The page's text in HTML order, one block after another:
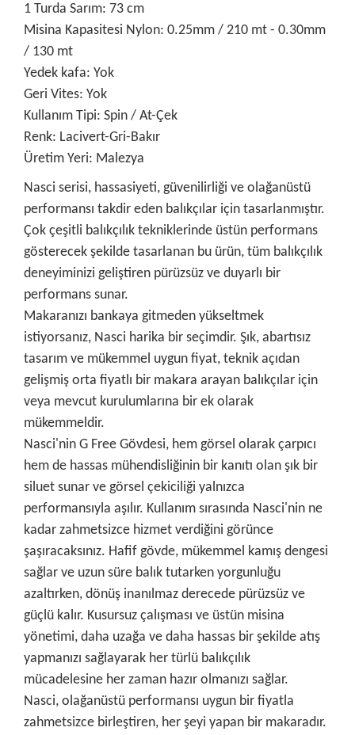
1 Turda Sarım: 73 cm
Misina Kapasitesi Nylon: 0.25mm / 210 mt - 0.30mm
/ 130 mt
Yedek kafa: Yok
Geri Vites: Yok
Kullanım Tipi: Spin / At-Çek
Renk: Lacivert-Gri-Bakır
Üretim Yeri: Malezya
Nasci serisi, hassasiyeti, güvenilirliği ve olağanüstü
performansı takdir eden balıkçılar için tasarlanmıştır.
Çok çeşitli balıkçılık tekniklerinde üstün performans
gösterecek şekilde tasarlanan bu ürün, tüm balıkçılık
deneyiminizi geliştiren pürüzsüz ve duyarlı bir
performans sunar.
Makaranızı bankaya gitmeden yükseltmek
istiyorsanız, Nasci harika bir seçimdir. Şık, abartısız
tasarım ve mükemmel uygun fiyat, teknik açıdan
gelişmiş orta fiyatlı bir makara arayan balıkçılar için
veya mevcut kurulumlarına bir ek olarak
mükemmeldir.
Nasci'nin G Free Gövdesi, hem görsel olarak çarpıcı
hem de hassas mühendisliğinin bir kanıtı olan şık bir
siluet sunar ve görsel çekiciliği yalnızca
performansıyla aşılır. Kullanım sırasında Nasci'nin ne
kadar zahmetsizce hizmet verdiğini görünce
şaşıracaksınız. Hafif gövde, mükemmel kamış dengesi
sağlar ve uzun süre balık tutarken yorgunluğu
azaltırken, dönüş inanılmaz derecede pürüzsüz ve
güçlü kalır. Kusursuz çalışması ve üstün misina
yönetimi, daha uzağa ve daha hassas bir şekilde atış
yapmanızı sağlayarak her türlü balıkçılık
mücadelesine her zaman hazır olmanızı sağlar.
Nasci, olağanüstü performansı uygun bir fiyatla
zahmetsizce birleştiren, her şeyi yapan bir makaradır.